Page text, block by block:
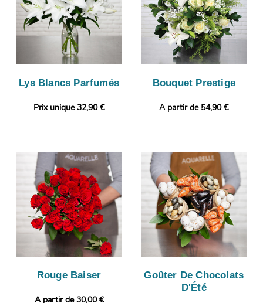
Lys Blancs Parfumés
Prix unique 32,90 €
Bouquet Prestige
A partir de 54,90 €
Rouge Baiser
A partir de 30,00 €
Goûter De Chocolats
D'Été